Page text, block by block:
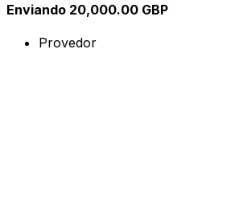
Enviando 20,000.00 GBP
Provedor